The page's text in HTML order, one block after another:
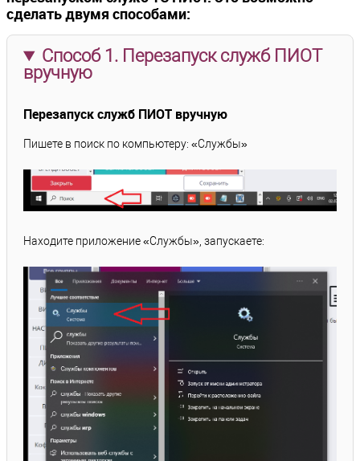
сделать двумя способами:
Способ 1. Перезапуск служб ПИОТ
вручную
Перезапуск служб ПИОТ вручную
Пишете в поиск по компьютеру: «Службы»
Находите приложение «Службы», запускаете: